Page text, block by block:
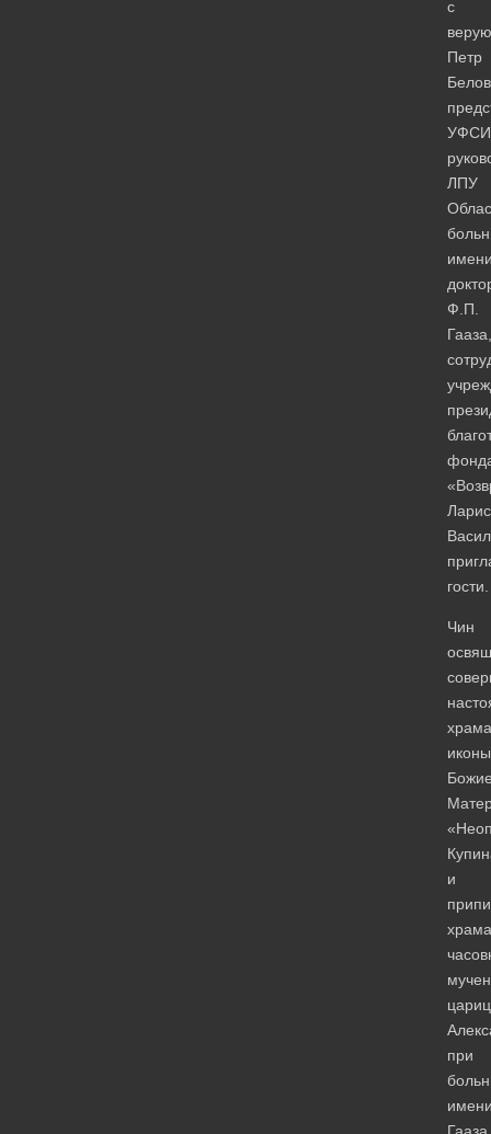
с
Петр
ЛПУ
Ф.П.
Гааза,
гости.
Чин
храма
иконы
и
при